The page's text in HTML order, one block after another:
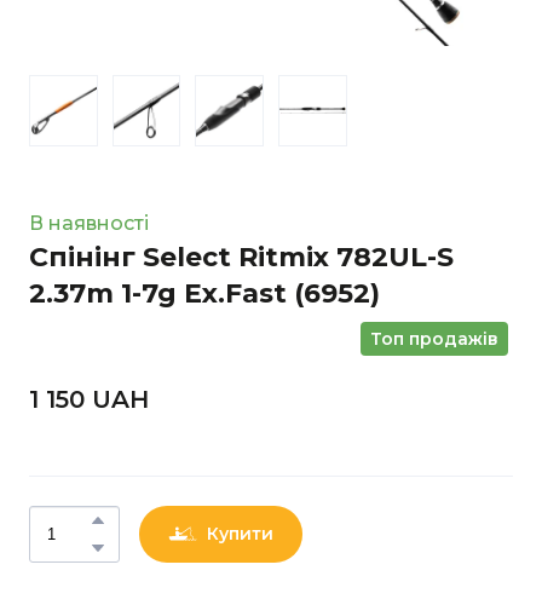
В наявності
Спінінг Select Ritmix 782UL-S
2.37m 1-7g Ex.Fast (6952)
Топ продажів
1 150 UAН
Купити